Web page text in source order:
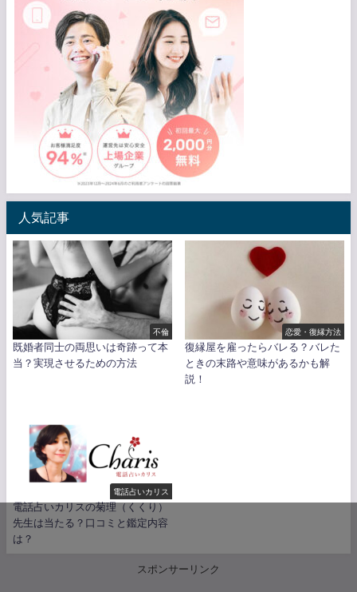
人気記事
不倫
既婚者同士の両思いは奇跡って本
当？実現させるための方法
恋愛・復縁方法
復縁屋を雇ったらバレる？バレた
ときの末路や意味があるかも解
説！
電話占いカリス
電話占いカリスの菊理（くくり）
先生は当たる？口コミと鑑定内容
は？
スポンサーリンク